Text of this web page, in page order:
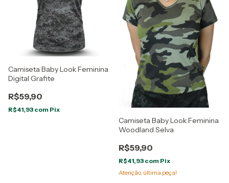
Camiseta Baby Look Feminina
Digital Grafite
R$59,90
R$41,93 com Pix
Camiseta Baby Look Feminina
Woodland Selva
R$59,90
R$41,93 com Pix
Atenção, última peça!